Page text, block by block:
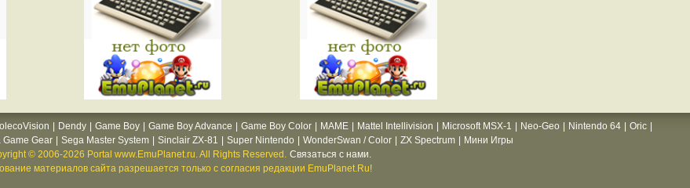
Dendy Game Boy Game Boy Advance Game Boy Color MAME Mattel Intellivision Microsoft MSX-1 Neo-Geo Nintendo 64 Oric
Game Gear Sega Master System Sinclair ZX-81 Super Nintendo WonderSwan / Color ZX Spectrum
Мини Игры
© 2006-2026 Portal www.EmuPlanet.ru. All Rights Reserved. Связаться с нами.
материалов сайта разрешается только с согласия редакции EmuPlanet.Ru!